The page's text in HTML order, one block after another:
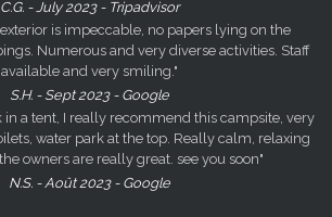
C.G. - July 2023 - Tripadvisor
is impeccable, no papers lying on the
Numerous and very diverse activities. Staff
available and very smiling."
S.H. - Sept 2023 - Google
in a tent, I really recommend this campsite, very
water park at the top. Really calm, relaxing
owners are really great. see you soon"
N.S. - Août 2023 - Google